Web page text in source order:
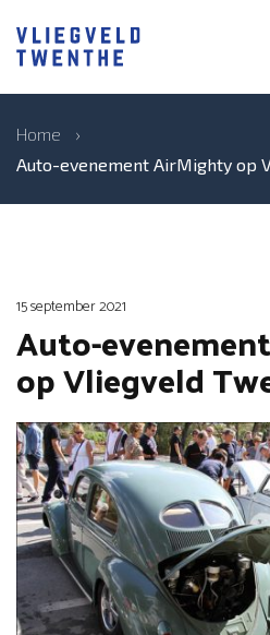
Home
›
Auto-evenement AirMighty op
15 september 2021
Auto-
op Vliegveld